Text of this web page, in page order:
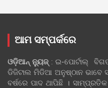
ଆମ ସମ୍ପର୍କରେ
ଓଡ଼ିଆନ୍‍ ନ୍ୟୁଜ୍‍: ଇ-ପୋର୍ଟାଲ୍
ଡିଜିଟାଲ ମିଡିଆ ଅନୁଷ୍ଠାନ ଭାବେ
ବର୍ଷରେ ପାଦ ଥାପିଛି ।